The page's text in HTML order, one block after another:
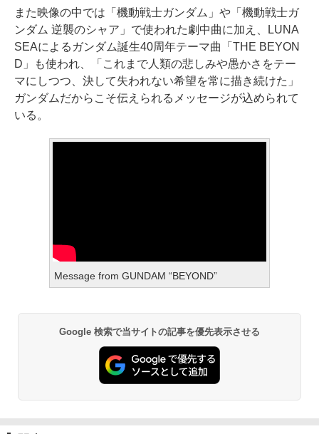
また映像の中では「機動戦士ガンダム」や「機動戦士ガ
ンダム 逆襲のシャア」で使われた劇中曲に加え、LUNA
SEAによるガンダム誕生40周年テーマ曲「THE BEYON
D」も使われ、「これまで人類の悲しみや愚かさをテー
マにしつつ、決して失われない希望を常に描き続けた」
ガンダムだからこそ伝えられるメッセージが込められて
いる。
Message from GUNDAM “BEYOND”
Google 検索で当サイトの記事を優先表示させる